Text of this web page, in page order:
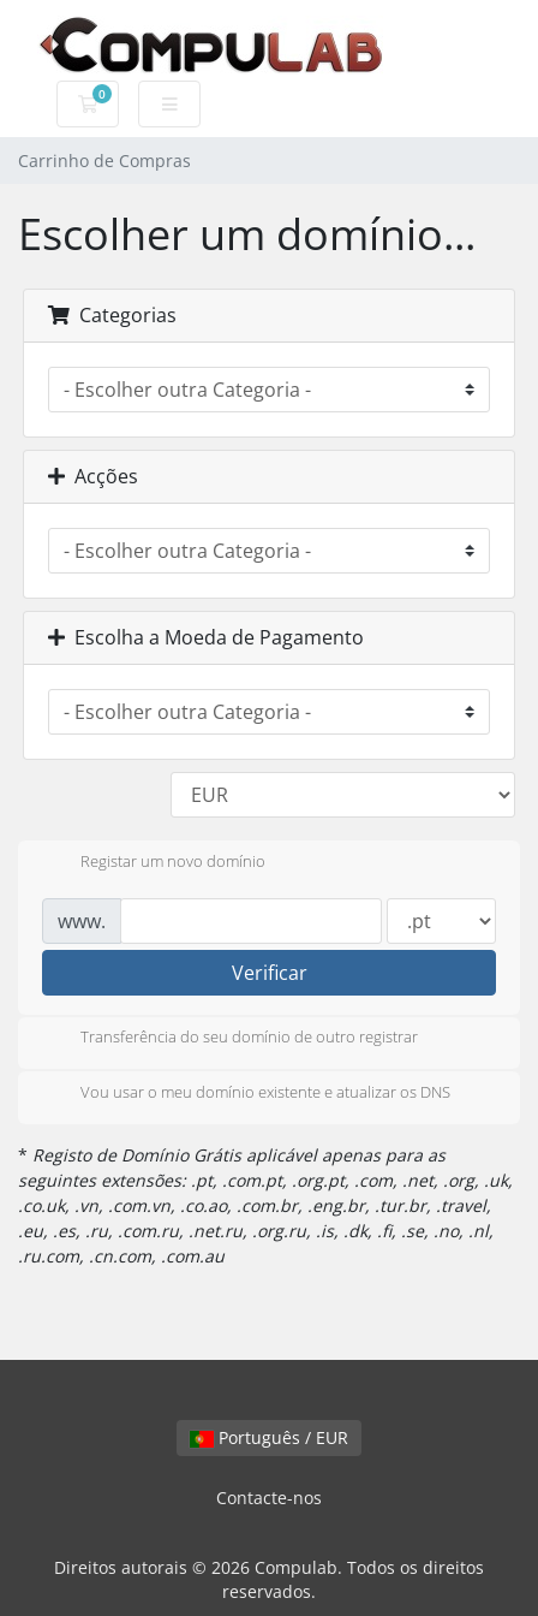
0
Carrinho de Compras
Carrinho de Compras
Escolher um domínio...
Categorias
Acções
Escolha a Moeda de Pagamento
Registar um novo domínio
www.
Verificar
Transferência do seu domínio de outro registrar
Vou usar o meu domínio existente e atualizar os DNS
* Registo de Domínio Grátis aplicável apenas para as
seguintes extensões: .pt, .com.pt, .org.pt, .com, .net, .org, .uk,
.co.uk, .vn, .com.vn, .co.ao, .com.br, .eng.br, .tur.br, .travel,
.eu, .es, .ru, .com.ru, .net.ru, .org.ru, .is, .dk, .fi, .se, .no, .nl,
.ru.com, .cn.com, .com.au
Português / EUR
Contacte-nos
Direitos autorais © 2026 Compulab. Todos os direitos
reservados.